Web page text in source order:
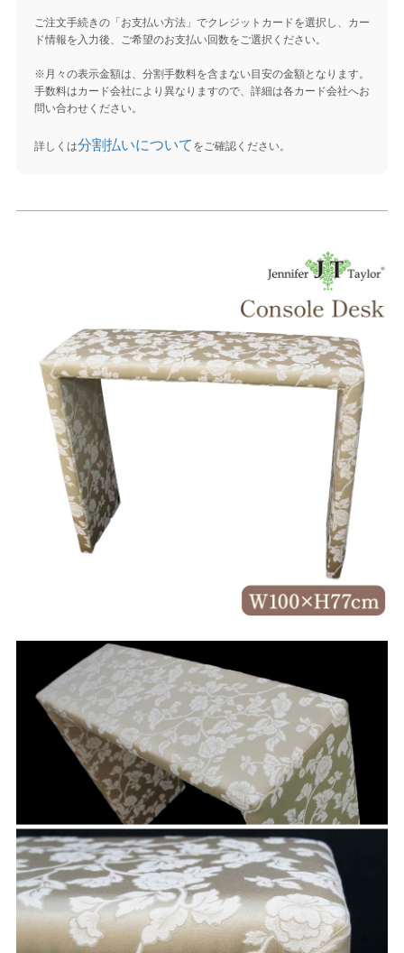
ご注文手続きの「お支払い方法」でクレジットカードを選択し、カー
ド情報を入力後、ご希望のお支払い回数をご選択ください。
※月々の表示金額は、分割手数料を含まない目安の金額となります。
手数料はカード会社により異なりますので、詳細は各カード会社へお
問い合わせください。
詳しくは分割払いについて をご確認ください。